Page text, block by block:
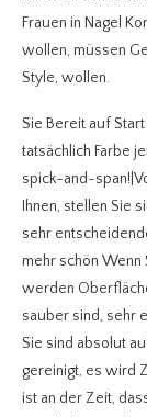
Frauen in Nagel
wollen, müssen
Style, wollen.
Sie Bereit auf
tatsächlich Farbe
spick-and-
Ihnen, stellen Sie
sehr
mehr schön Wenn
werden
sauber sind, sehr
Sie sind absolut
gereinigt, es wird
ist an der Zeit,